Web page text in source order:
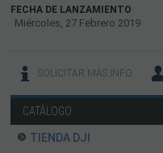
FECHA DE LANZAMIENTO
Miércoles, 27 Febrero 2019
SOLICITAR MÁS INFO
CATÁLOGO
TIENDA DJI